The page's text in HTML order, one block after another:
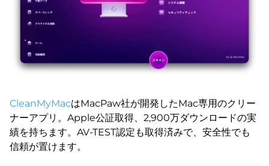
CleanMyMacはMacPaw社が開発したMac専用のクリー
ナーアプリ。Apple公証取得、2,900万ダウンロードの実
績を持ちます。AV-TEST認定も取得済みで、安全性でも
信頼が置けます。